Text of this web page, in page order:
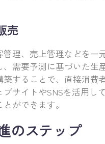
売
理、売上管理などを一
需要予測に基づいた生
することで、直接消費
サイトやSNSを活用し
ができます。
のステップ